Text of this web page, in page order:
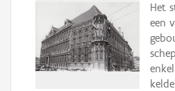
Het
een